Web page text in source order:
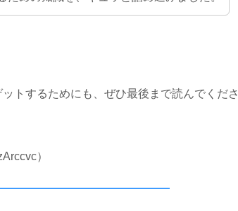
ットするためにも、ぜひ最後まで読んでくださ
）